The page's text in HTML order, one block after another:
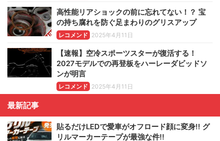
高性能リアショックの前に忘れてない！？ 宝
の持ち腐れを防ぐ足まわりのグリスアップ
レコメンド 2025年4月11日
【速報】空冷スポーツスターが復活する！
2027モデルでの再登板をハーレーダビッドソ
ンが明言
レコメンド 2025年4月11日
最新記事
貼るだけLEDで愛車がオフロード顔に変身!! グ
リルマーカーテープが最強な件!!